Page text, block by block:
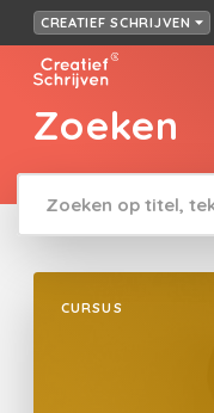
CREATIEF SCHRIJVEN
Zoeken
CURSUS